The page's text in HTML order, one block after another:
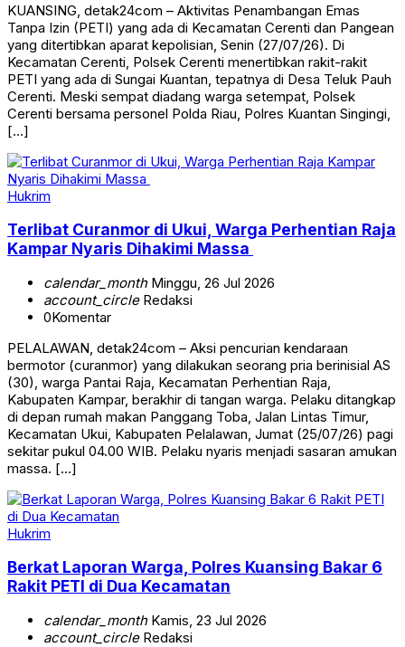
KUANSING, detak24com – Aktivitas Penambangan Emas
Tanpa Izin (PETI) yang ada di Kecamatan Cerenti dan Pangean
yang ditertibkan aparat kepolisian, Senin (27/07/26). Di
Kecamatan Cerenti, Polsek Cerenti menertibkan rakit-rakit
PETI yang ada di Sungai Kuantan, tepatnya di Desa Teluk Pauh
Cerenti. Meski sempat diadang warga setempat, Polsek
Cerenti bersama personel Polda Riau, Polres Kuantan Singingi,
[…]
Hukrim
Terlibat Curanmor di Ukui, Warga Perhentian Raja
Kampar Nyaris Dihakimi Massa
calendar_monthMinggu, 26 Jul 2026
account_circleRedaksi
0Komentar
PELALAWAN, detak24com – Aksi pencurian kendaraan
bermotor (curanmor) yang dilakukan seorang pria berinisial AS
(30), warga Pantai Raja, Kecamatan Perhentian Raja,
Kabupaten Kampar, berakhir di tangan warga. Pelaku ditangkap
di depan rumah makan Panggang Toba, Jalan Lintas Timur,
Kecamatan Ukui, Kabupaten Pelalawan, Jumat (25/07/26) pagi
sekitar pukul 04.00 WIB. Pelaku nyaris menjadi sasaran amukan
massa. […]
Hukrim
Berkat Laporan Warga, Polres Kuansing Bakar 6
Rakit PETI di Dua Kecamatan
calendar_monthKamis, 23 Jul 2026
account_circleRedaksi